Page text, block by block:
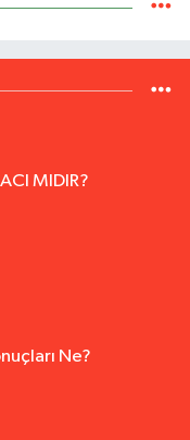
MIDIR?
Ne?